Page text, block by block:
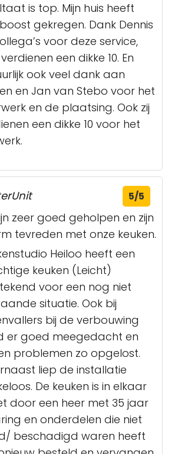
is top. Mijn huis heeft
gekregen. Dank Dennis
voor deze service,
een dikke 10. En
ook veel dank aan
en Jan van Stebo voor het
en de plaatsing. Ook zij
een dikke 10 voor het
5/5
zeer goed geholpen en zijn
tevreden met onze keuken.
Heiloo heeft een
keuken (Leicht)
voor een nog niet
situatie. Ook bij
bij de verbouwing
er goed meegedacht en
problemen zo opgelost.
liep de installatie
De keuken is in elkaar
door een heer met 35 jaar
en onderdelen die niet
beschadigd waren heeft